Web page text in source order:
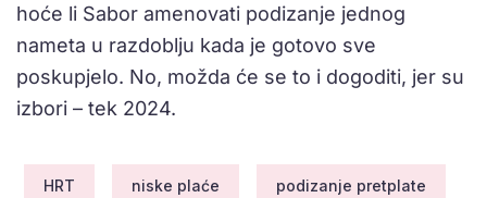
hoće li Sabor amenovati podizanje jednog
nameta u razdoblju kada je gotovo sve
poskupjelo. No, možda će se to i dogoditi, jer su
izbori – tek 2024.
HRT niske plaće podizanje pretplate